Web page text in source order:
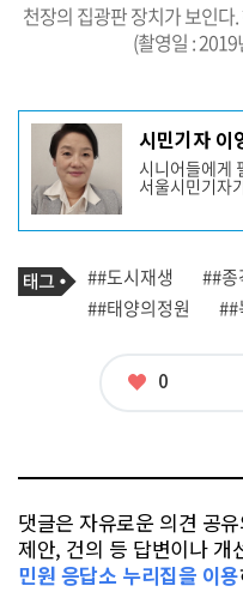
천장의 집광판 장치가 보인
(촬영일 :
기
성
자
프
필
시민기자 이
시니어들에게
서울시민기자
기
사
관
련
태
그
##도시재생 ##종
##태양의정원
##
좋
0
댓글은 자유로운 의견 공
제안, 건의 등 답변이나 개
민원 응답소 누리집을 이용